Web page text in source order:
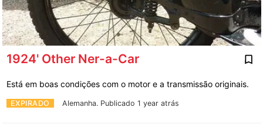
1924' Other Ner-a-Car
EXPIRADO Alemanha. Publicado 1 year atrás
Está em boas condições com o motor e a transmissão originais.